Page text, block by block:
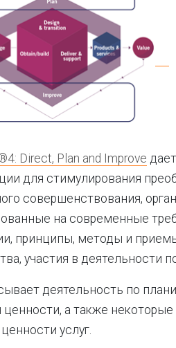
Direct, Plan and Improve
для стимулирования
совершенствования,
на современные
принципы, методы и
участия в деятельности
деятельность по
ценности, а также
услуг.